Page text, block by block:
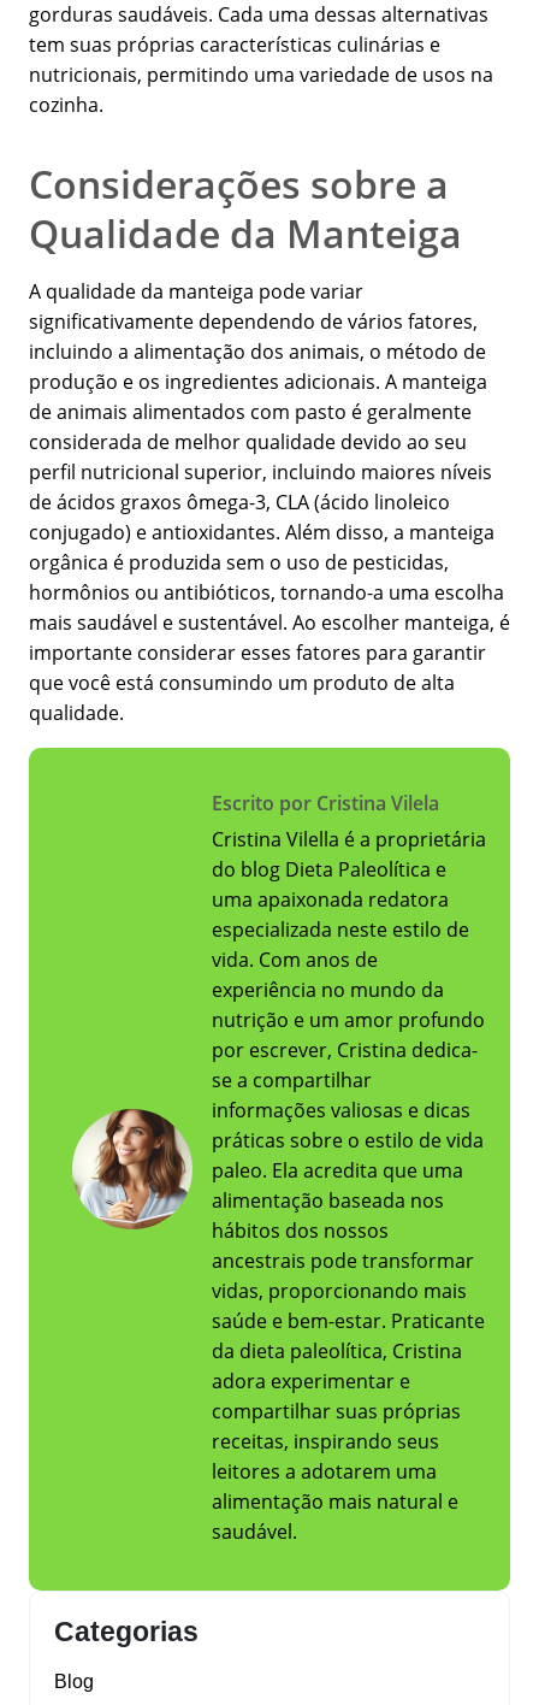
gorduras saudáveis. Cada uma dessas alternativas
tem suas próprias características culinárias e
nutricionais, permitindo uma variedade de usos na
cozinha.
Considerações sobre a
Qualidade da Manteiga
A qualidade da manteiga pode variar
significativamente dependendo de vários fatores,
incluindo a alimentação dos animais, o método de
produção e os ingredientes adicionais. A manteiga
de animais alimentados com pasto é geralmente
considerada de melhor qualidade devido ao seu
perfil nutricional superior, incluindo maiores níveis
de ácidos graxos ômega-3, CLA (ácido linoleico
conjugado) e antioxidantes. Além disso, a manteiga
orgânica é produzida sem o uso de pesticidas,
hormônios ou antibióticos, tornando-a uma escolha
mais saudável e sustentável. Ao escolher manteiga, é
importante considerar esses fatores para garantir
que você está consumindo um produto de alta
qualidade.
Escrito por Cristina Vilela
Cristina Vilella é a proprietária
do blog Dieta Paleolítica e
uma apaixonada redatora
especializada neste estilo de
vida. Com anos de
experiência no mundo da
nutrição e um amor profundo
por escrever, Cristina dedica-
se a compartilhar
informações valiosas e dicas
práticas sobre o estilo de vida
paleo. Ela acredita que uma
alimentação baseada nos
hábitos dos nossos
ancestrais pode transformar
vidas, proporcionando mais
saúde e bem-estar. Praticante
da dieta paleolítica, Cristina
adora experimentar e
compartilhar suas próprias
receitas, inspirando seus
leitores a adotarem uma
alimentação mais natural e
saudável.
Categorias
Blog